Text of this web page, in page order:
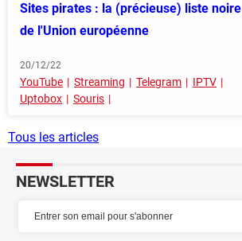
Sites pirates : la (précieuse) liste noire
de l'Union européenne
20/12/22
YouTube Streaming Telegram
IPTV
Uptobox
Souris
Tous les articles
NEWSLETTER